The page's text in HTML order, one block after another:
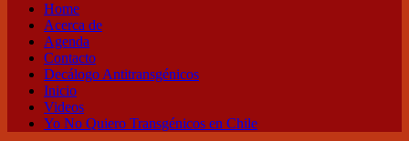
Home
Acerca de
Agenda
Contacto
Decálogo Antitransgénicos
Inicio
Videos
Yo No Quiero Transgénicos en Chile